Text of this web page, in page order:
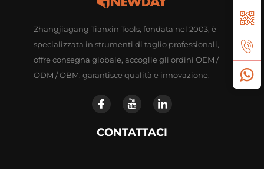
Zhangjiagang Tianxin Tools, fondata nel 2003, è
specializzata in strumenti di taglio professionali,
offre consegna globale, accoglie gli ordini OEM /
ODM / OBM, garantisce qualità e innovazione.
CONTATTACI